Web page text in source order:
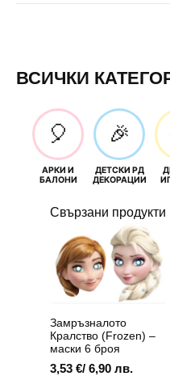
ВСИЧКИ
🎈
АРКИ И
БАЛОНИ
🎉
ДЕТСКИ РД
ДЕКОРАЦИИ
Свързани продукти
Замръзналото
Кралство (Frozen) –
маски 6 броя
3,53 €/ 6,90 лв.